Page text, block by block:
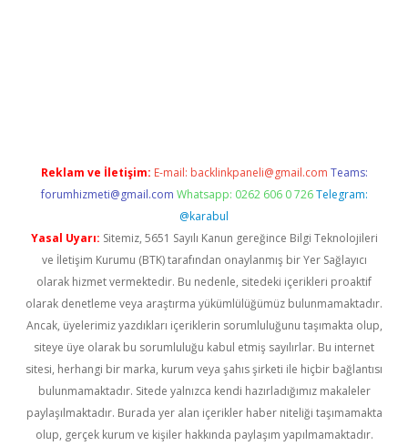
Reklam ve İletişim: E-mail: backlinkpaneli@gmail.com Teams:
forumhizmeti@gmail.com Whatsapp: 0262 606 0 726 Telegram:
@karabul
Yasal Uyarı: Sitemiz, 5651 Sayılı Kanun gereğince Bilgi Teknolojileri
ve İletişim Kurumu (BTK) tarafından onaylanmış bir Yer Sağlayıcı
olarak hizmet vermektedir. Bu nedenle, sitedeki içerikleri proaktif
olarak denetleme veya araştırma yükümlülüğümüz bulunmamaktadır.
Ancak, üyelerimiz yazdıkları içeriklerin sorumluluğunu taşımakta olup,
siteye üye olarak bu sorumluluğu kabul etmiş sayılırlar. Bu internet
sitesi, herhangi bir marka, kurum veya şahıs şirketi ile hiçbir bağlantısı
bulunmamaktadır. Sitede yalnızca kendi hazırladığımız makaleler
paylaşılmaktadır. Burada yer alan içerikler haber niteliği taşımamakta
olup, gerçek kurum ve kişiler hakkında paylaşım yapılmamaktadır.